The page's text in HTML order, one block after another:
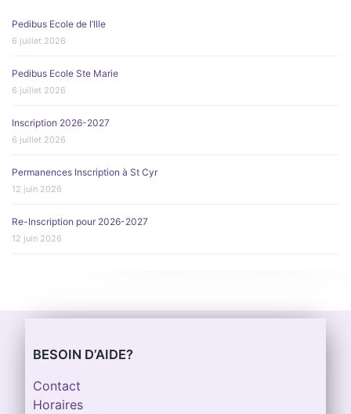
Pedibus Ecole de l’Ille
6 juillet 2026
Pedibus Ecole Ste Marie
6 juillet 2026
Inscription 2026-2027
6 juillet 2026
Permanences Inscription à St Cyr
12 juin 2026
Re-Inscription pour 2026-2027
12 juin 2026
BESOIN D’AIDE?
Contact
Horaires